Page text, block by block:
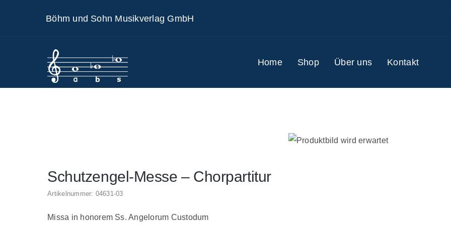
Böhm und Sohn Musikverlag GmbH
Home Shop Über uns Kontakt
Schutzengel-Messe – Chorpartitur
Artikelnummer: 04631-03
Missa in honorem Ss. Angelorum Custodum